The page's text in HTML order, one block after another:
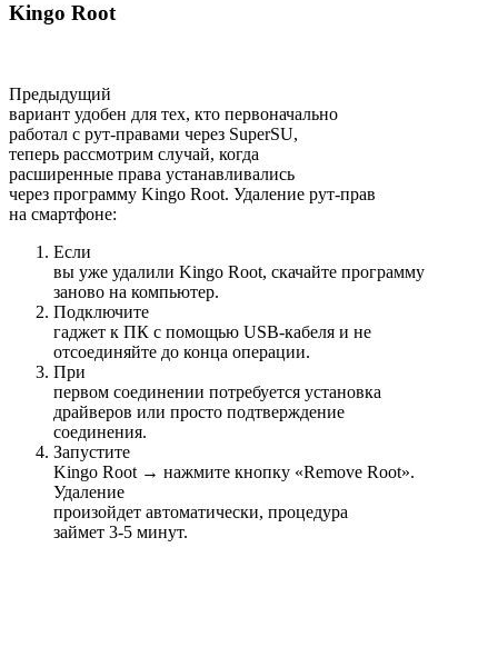
Kingo Root
Предыдущий
вариант удобен для тех, кто первоначально
работал с рут-правами через SuperSU,
теперь рассмотрим случай, когда
расширенные права устанавливались
через программу Kingo Root. Удаление рут-прав
на смартфоне:
Если
вы уже удалили Kingo Root, скачайте программу
заново на компьютер.
Подключите
гаджет к ПК с помощью USB-кабеля и не
отсоединяйте до конца операции.
При
первом соединении потребуется установка
драйверов или просто подтверждение
соединения.
Запустите
Kingo Root → нажмите кнопку «Remove Root».
Удаление
произойдет автоматически, процедура
займет 3-5 минут.